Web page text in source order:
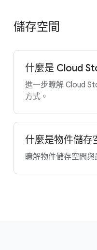
儲存空間
什麼是 Cloud
進一步瞭解 Cloud
方式。
什麼是物件儲存
瞭解物件儲存空間與